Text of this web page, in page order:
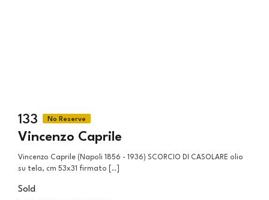
133
Vincenzo Caprile
Vincenzo Caprile (Napoli 1856 - 1936) SCORCIO DI CASOLARE olio
su tela, cm 53x31 firmato [..]
Sold